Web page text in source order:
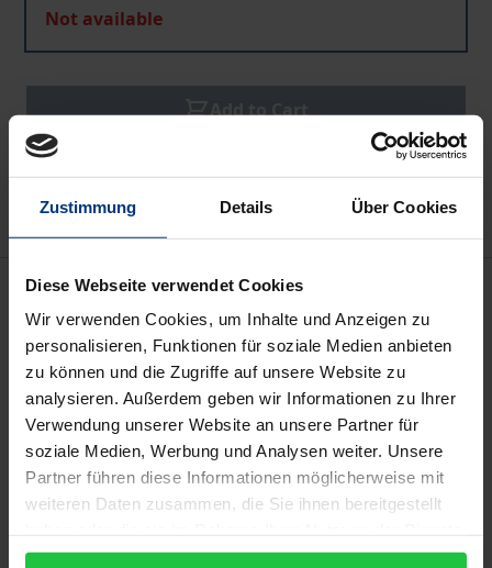
Zustimmung Details Über Cookies
Diese Webseite verwendet Cookies
Wir verwenden Cookies, um Inhalte und Anzeigen zu
personalisieren, Funktionen für soziale Medien anbieten
zu können und die Zugriffe auf unsere Website zu
analysieren. Außerdem geben wir Informationen zu Ihrer
Verwendung unserer Website an unsere Partner für
soziale Medien, Werbung und Analysen weiter. Unsere
Partner führen diese Informationen möglicherweise mit
weiteren Daten zusammen, die Sie ihnen bereitgestellt
gesammelt haben.
Not available
Add to Cart
Add to Wish List
Delivery cost notice
Bibliographical data
Edition
1
ISBN
978-3-7890-1272-3
Eine vergleichende Studie makroökonomischer